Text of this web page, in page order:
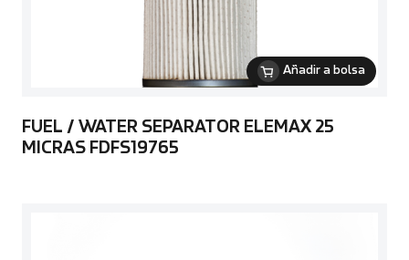
Añadir a bolsa
FUEL / WATER SEPARATOR ELEMAX 25
MICRAS FDFS19765